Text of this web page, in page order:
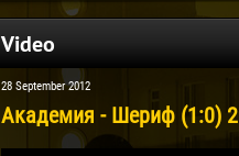
Video
28 September 2012
Академия - Шериф (1:0)